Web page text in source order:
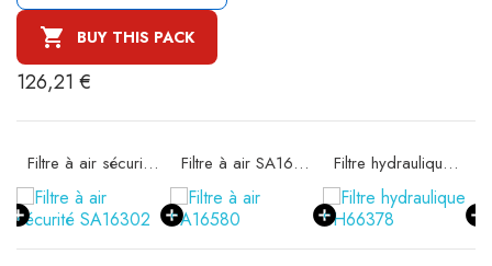
 BUY THIS PACK
126,21 €
Filtre à air sécurité SA16302 Filtre à air SA16580 Filtre hydraulique SH66378